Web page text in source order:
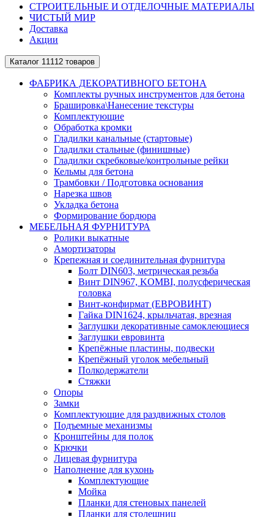
СТРОИТЕЛЬНЫЕ И ОТДЕЛОЧНЫЕ МАТЕРИАЛЫ
ЧИСТЫЙ МИР
Доставка
Акции
Каталог 11112 товаров
ФАБРИКА ДЕКОРАТИВНОГО БЕТОНА
Комплекты ручных инструментов для бетона
Брашировка\Нанесение текстуры
Комплектующие
Обработка кромки
Гладилки канальные (стартовые)
Гладилки стальные (финишные)
Гладилки скребковые/контрольные рейки
Кельмы для бетона
Трамбовки / Подготовка основания
Нарезка швов
Укладка бетона
Формирование бордюра
МЕБЕЛЬНАЯ ФУРНИТУРА
Ролики выкатные
Амортизаторы
Крепежная и соединительная фурнитура
Болт DIN603, метрическая резьба
Винт DIN967, KOMBI, полусферическая
головка
Винт-конфирмат (ЕВРОВИНТ)
Гайка DIN1624, крыльчатая, врезная
Заглушки декоративные самоклеющиеся
Заглушки евровинта
Крепёжные пластины, подвески
Крепёжный уголок мебельный
Полкодержатели
Стяжки
Опоры
Замки
Комплектующие для раздвижных столов
Подъемные механизмы
Кронштейны для полок
Крючки
Лицевая фурнитура
Наполнение для кухонь
Комплектующие
Мойка
Планки для стеновых панелей
Планки для столешниц